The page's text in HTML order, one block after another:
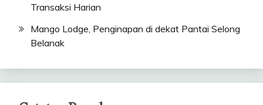
Transaksi Harian
Mango Lodge, Penginapan di dekat Pantai Selong
Belanak